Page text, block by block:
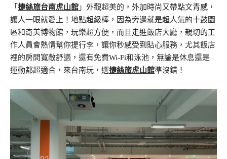
「 捷絲旅台南虎山館 」外觀超美的，外加時尚又帶點文青感，
讓人一眼就愛上！地點超級棒，因為旁邊就是超人氣的十鼓園
區和奇美博物館，玩樂超方便，而且走進飯店大廳，親切的工
作人員會熱情幫你提行李，讓你秒感受到貼心服務，尤其飯店
裡的房間寬敞舒適，還有免費Wi-Fi和泳池，無論是休息還是
運動都超適合，來台南玩，選捷絲旅虎山館準沒錯！